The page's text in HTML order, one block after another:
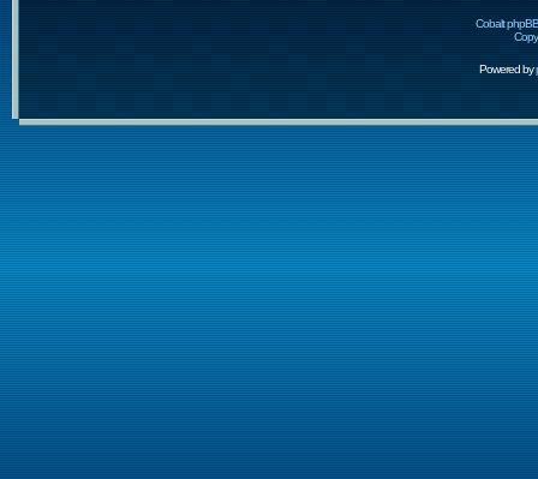
Cobalt
Powered by